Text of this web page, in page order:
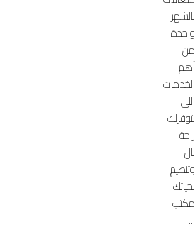
بالشهر
واحدة
من
أهم
الخدمات
اللي
بتوفرلك
راحة
بال
وتنظيم
لحياتك.
مكتب
...